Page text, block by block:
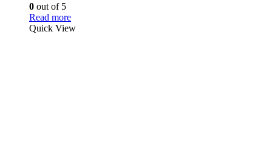
0 out of 5
Read more
Quick View